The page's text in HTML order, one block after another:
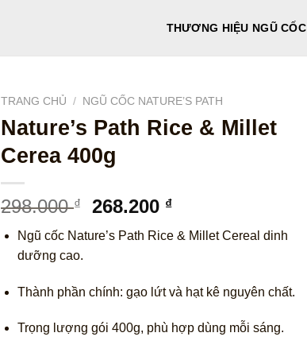
THƯƠNG HIỆU NGŨ CỐC
TRANG CHỦ / NGŨ CỐC NATURE’S PATH
Nature’s Path Rice & Millet
Cerea 400g
298.000₫
Giá
là:
268.200 ₫Giá
tại
268.200 ₫.
Ngũ cốc Nature’s Path Rice & Millet Cereal dinh
dưỡng cao.
Thành phần chính: gạo lứt và hạt kê nguyên chất.
Trọng lượng gói 400g, phù hợp dùng mỗi sáng.